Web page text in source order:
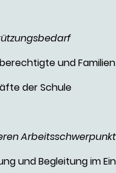
und Familien
der Schule
und Begleitung im